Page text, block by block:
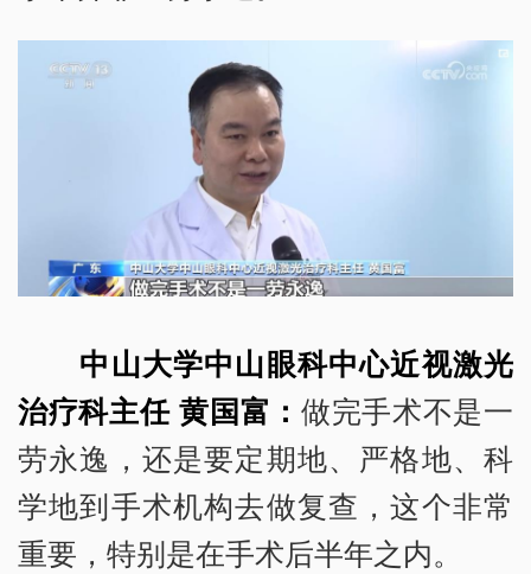
中山大学中山眼科中心近视激光
治疗科主任 黄国富： 做完手术不是一
劳永逸，还是要定期地、严格地、科
学地到手术机构去做复查，这个非常
重要，特别是在手术后半年之内。